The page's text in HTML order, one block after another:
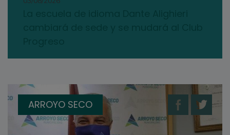
ARROYO SECO